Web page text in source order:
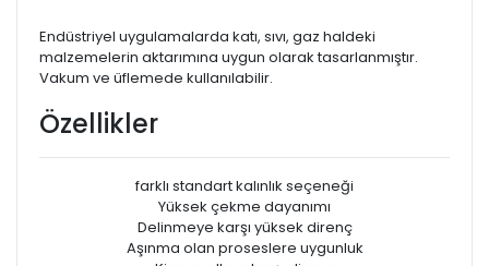
Endüstriyel uygulamalarda katı, sıvı, gaz haldeki
malzemelerin aktarımına uygun olarak tasarlanmıştır.
Vakum ve üflemede kullanılabilir.
Özellikler
farklı standart kalınlık seçeneği
Yüksek çekme dayanımı
Delinmeye karşı yüksek direnç
Aşınma olan proseslere uygunluk